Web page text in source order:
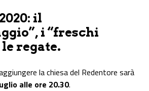
il
i “freschi
regate.
la chiesa del Redentore sarà
alle ore 20.30.